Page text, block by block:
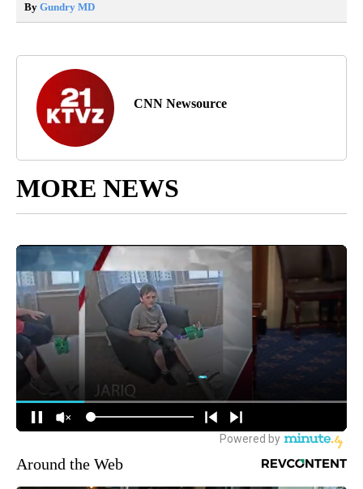
By Gundry MD
CNN Newsource
MORE NEWS
Around the Web